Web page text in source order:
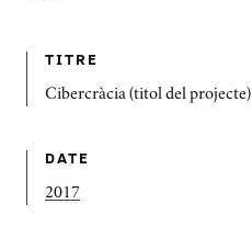
TITRE
Cibercràcia (titol del projecte)
DATE
2017